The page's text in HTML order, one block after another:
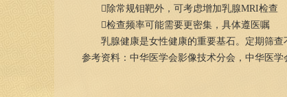
除常规钼靶外，可考虑增加乳腺MRI检查
检查频率可能需要更密集，具体遵医嘱
乳腺健康是女性健康的重要基石。定期筛
参考资料：中华医学会影像技术分会，中华医